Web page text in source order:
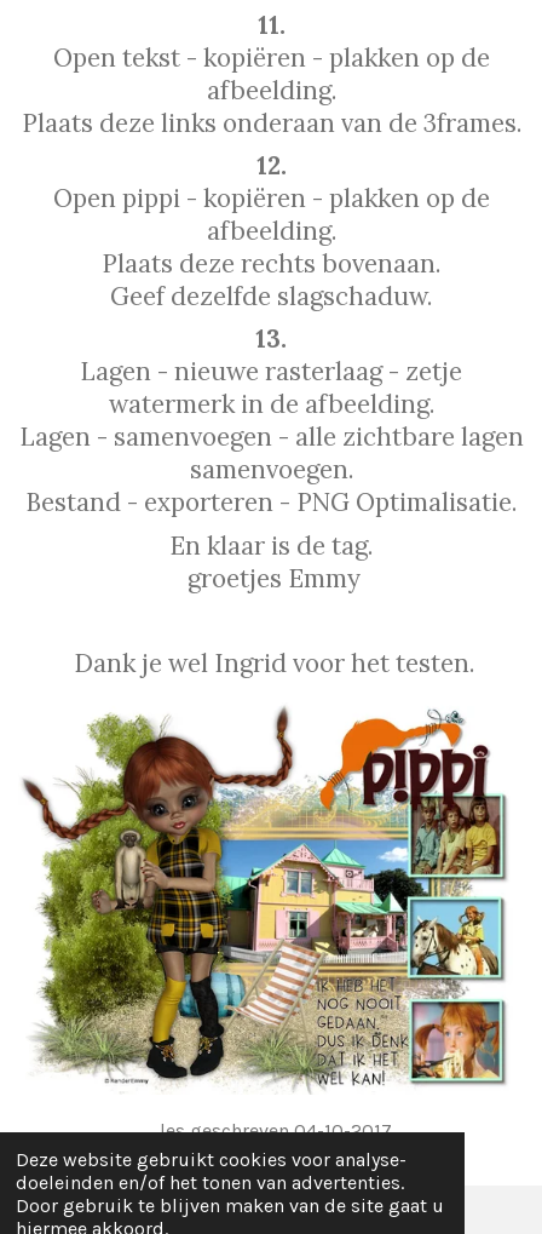
Deze website gebruikt cookies voor analyse-
doeleinden en/of het tonen van advertenties.
Door gebruik te blijven maken van de site gaat u
hiermee akkoord.
11.
Open tekst - kopiëren - plakken op de
afbeelding.
Plaats deze links onderaan van de 3frames.
12.
Open pippi - kopiëren - plakken op de
afbeelding.
Plaats deze rechts bovenaan.
Geef dezelfde slagschaduw.
13.
Lagen - nieuwe rasterlaag - zetje
watermerk in de afbeelding.
Lagen - samenvoegen - alle zichtbare lagen
samenvoegen.
Bestand - exporteren - PNG Optimalisatie.
En klaar is de tag.
groetjes Emmy
Dank je wel Ingrid voor het testen.
les geschreven 04-10-2017